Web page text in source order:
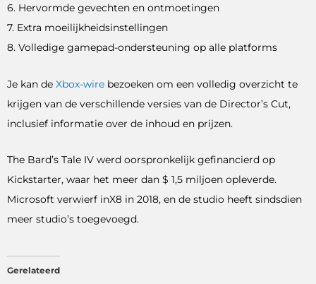
6. Hervormde gevechten en ontmoetingen
7. Extra moeilijkheidsinstellingen
8. Volledige gamepad-ondersteuning op alle platforms
Je kan de Xbox-wire bezoeken om een ​​volledig overzicht te
krijgen van de verschillende versies van de Director’s Cut,
inclusief informatie over de inhoud en prijzen.
The Bard’s Tale IV werd oorspronkelijk gefinancierd op
Kickstarter, waar het meer dan $ 1,5 miljoen opleverde.
Microsoft verwierf inX8 in 2018, en de studio heeft sindsdien
meer studio’s toegevoegd.
Gerelateerd